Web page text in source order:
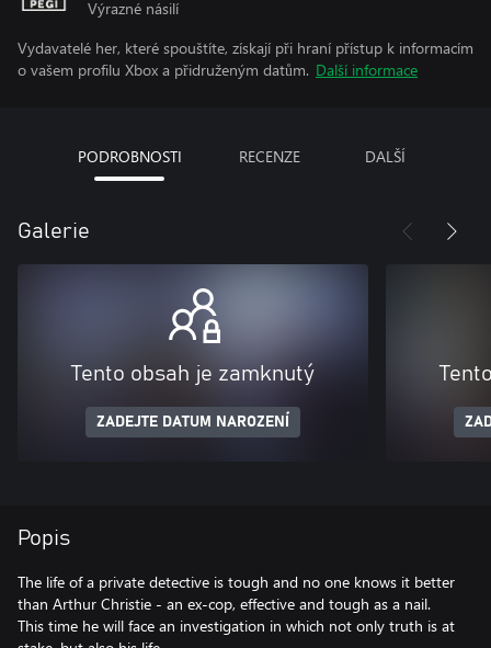
Výrazné násilí
Vydavatelé her, které spouštíte, získají při hraní přístup k informacím
o vašem profilu Xbox a přidruženým datům. Další informace
PODROBNOSTI RECENZE DALŠÍ
Galerie
Tento obsah je zamknutý
ZADEJTE DATUM NAROZENÍ
Popis
The life of a private detective is tough and no one knows it better
than Arthur Christie - an ex-cop, effective and tough as a nail.
This time he will face an investigation in which not only truth is at